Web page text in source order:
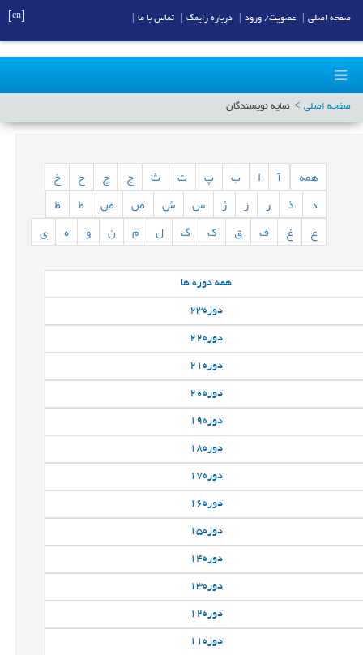
صفحه اصلی نمایه نویسندگان
همه ب پ ت ث ج چ ح
خ
د
ذ ر ز ژ س ش ص ض ط
ظ
ع
غ ف ق ک گ ل م ن و ه ی
همه دوره ها
دوره23
دوره22
دوره21
دوره20
دوره19
دوره18
دوره17
دوره16
دوره15
دوره14
دوره13
دوره12
دوره11
صفحه اصلی عضویت/ ورود درباره رایمگ تماس با ما